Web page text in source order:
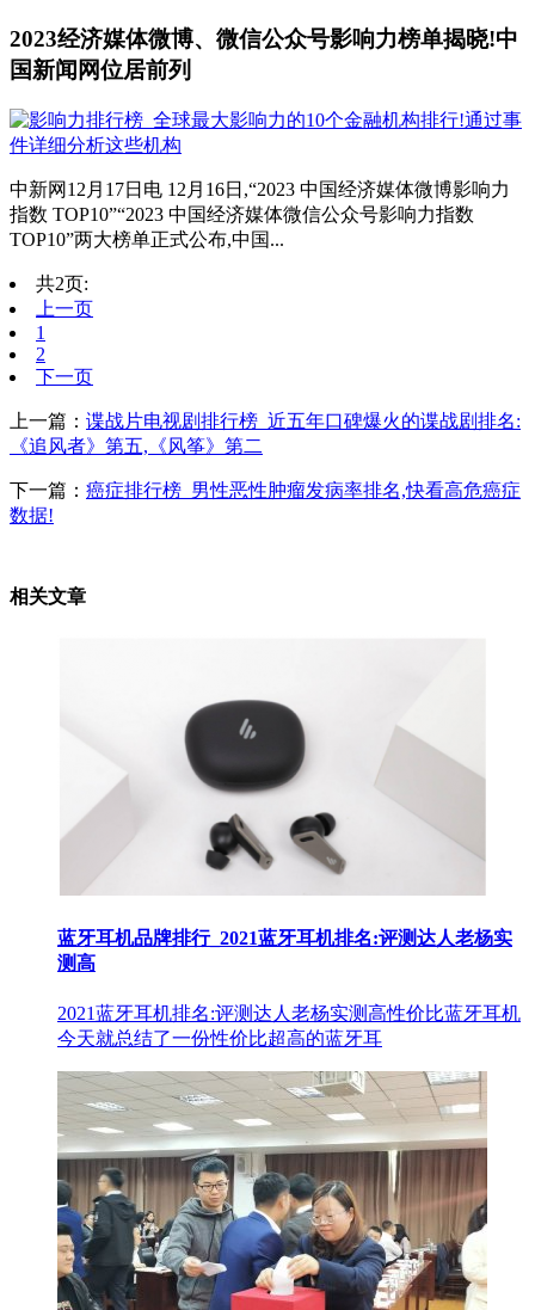
2023经济媒体微博、微信公众号影响力榜单揭晓!中
国新闻网位居前列
中新网12月17日电 12月16日,“2023 中国经济媒体微博影响力
指数 TOP10”“2023 中国经济媒体微信公众号影响力指数
TOP10”两大榜单正式公布,中国...
共2页:
上一页
1
2
下一页
上一篇： 谍战片电视剧排行榜_近五年口碑爆火的谍战剧排名:
《追风者》第五,《风筝》第二
下一篇： 癌症排行榜_男性恶性肿瘤发病率排名,快看高危癌症
数据!
相关文章
蓝牙耳机品牌排行_2021蓝牙耳机排名:评测达人老杨实
测高
2021蓝牙耳机排名:评测达人老杨实测高性价比蓝牙耳机
今天就总结了一份性价比超高的蓝牙耳